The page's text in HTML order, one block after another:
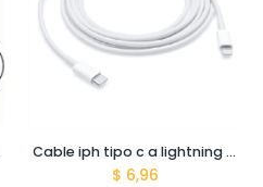
Cable iph tipo c a lightning certificado 1m KD2414-CA00066
$ 6,96